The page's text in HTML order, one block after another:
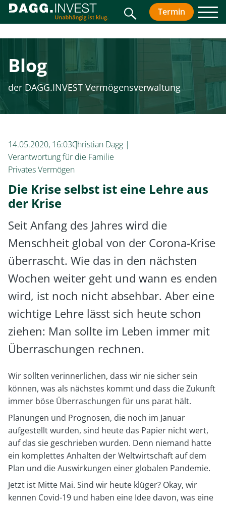
SucheTermin
Blog
der DAGG.INVEST Vermögensverwaltung
14.05.2020, 16:03Christian Dagg
Verantwortung für die Familie
Privates Vermögen
Die Krise selbst ist eine Lehre aus
der Krise
Seit Anfang des Jahres wird die
Menschheit global von der Corona-Krise
überrascht. Wie das in den nächsten
Wochen weiter geht und wann es enden
wird, ist noch nicht absehbar. Aber eine
wichtige Lehre lässt sich heute schon
ziehen: Man sollte im Leben immer mit
Überraschungen rechnen.
Wir sollten verinnerlichen, dass wir nie sicher sein
können, was als nächstes kommt und dass die Zukunft
immer böse Überraschungen für uns parat hält.
Planungen und Prognosen, die noch im Januar
aufgestellt wurden, sind heute das Papier nicht wert,
auf das sie geschrieben wurden. Denn niemand hatte
ein komplettes Anhalten der Weltwirtschaft auf dem
Plan und die Auswirkungen einer globalen Pandemie.
Jetzt ist Mitte Mai. Sind wir heute klüger? Okay, wir
kennen Covid-19 und haben eine Idee davon, was eine